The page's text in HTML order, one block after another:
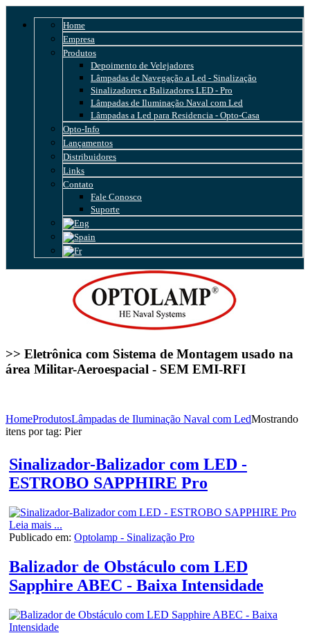
Home
Empresa
Produtos
Depoimento de Velejadores
Lâmpadas de Navegação a Led - Sinalização
Sinalizadores e Balizadores LED - Pro
Lâmpadas de Iluminação Naval com Led
Lâmpadas a Led para Residencia - Opto-Casa
Opto-Info
Lançamentos
Distribuidores
Links
Contato
Fale Conosco
Suporte
>> Eletrônica com Sistema de Montagem usado na
área Militar-Aeroespacial - SEM EMI-RFI
HomeProdutosLâmpadas de Iluminação Naval com LedMostrando
itens por tag: Pier
Sinalizador-Balizador com LED -
ESTROBO SAPPHIRE Pro
Leia mais ...
Publicado em: Optolamp - Sinalização Pro
Balizador de Obstáculo com LED
Sapphire ABEC - Baixa Intensidade